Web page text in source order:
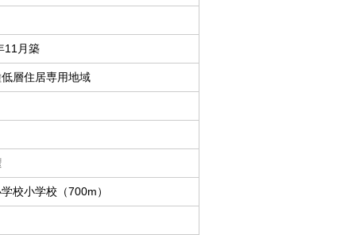
11月築
層住居専用地域
校小学校（700m）